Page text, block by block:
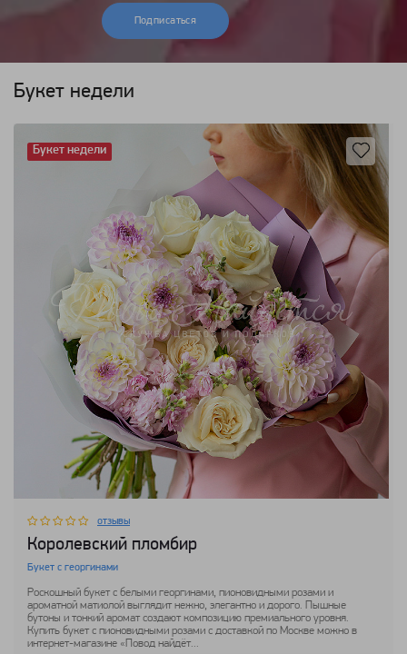
Подписаться
Букет недели
отзывы
Королевский пломбир
Букет с георгинами
Роскошный букет с белыми георгинами, пионовидными розами и
ароматной матиолой выглядит нежно, элегантно и дорого. Пышные
бутоны и тонкий аромат создают композицию премиального уровня.
Купить букет с пионовидными розами с доставкой по Москве можно в
интернет-магазине «Повод найдёт...
Букет недели